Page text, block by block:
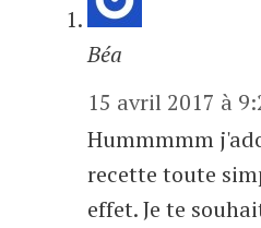
Béa
15 avril 2017 à
Hummmmm
recette toute
effet. Je te